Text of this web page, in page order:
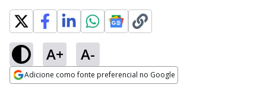
A+ A-
Adicione como fonte preferencial no Google